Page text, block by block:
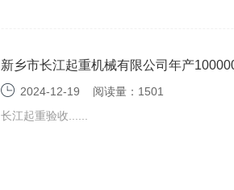
新乡市长江起重机械有限公司年产
验收监测报告表
2024-12-19
阅读量：1501
长江起重验收......